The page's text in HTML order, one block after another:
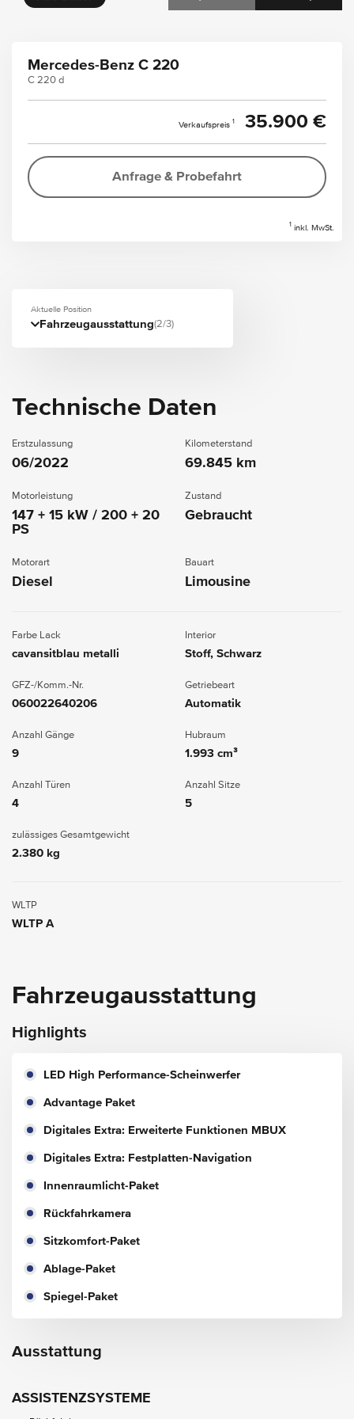
Mercedes-Benz C 220
C 220 d
Verkaufspreis 1 35.900 €
Anfrage & Probefahrt
1 inkl. MwSt.
Aktuelle Position
Fahrzeugausstattung(2/3)
Technische Daten
Erstzulassung
06/2022
Kilometerstand
69.845 km
Motorleistung
147 + 15 kW / 200 + 20
PS
Zustand
Gebraucht
Motorart
Diesel
Bauart
Limousine
Farbe Lack
cavansitblau metalli
Interior
Stoff, Schwarz
GFZ-/Komm.-Nr.
060022640206
Getriebeart
Automatik
Anzahl Gänge
9
Hubraum
1.993 cm³
Anzahl Türen
4
Anzahl Sitze
5
zulässiges Gesamtgewicht
2.380 kg
WLTP
WLTP A
Fahrzeugausstattung
Highlights
LED High Performance-Scheinwerfer
Advantage Paket
Digitales Extra: Erweiterte Funktionen MBUX
Digitales Extra: Festplatten-Navigation
Innenraumlicht-Paket
Rückfahrkamera
Sitzkomfort-Paket
Ablage-Paket
Spiegel-Paket
Ausstattung
ASSISTENZSYSTEME